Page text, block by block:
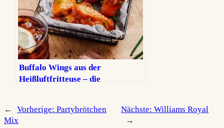
Buffalo Wings aus der
Heißluftfritteuse – die
← Vorherige: Partybrötchen
Mix
Nächste:Williams Royal
→